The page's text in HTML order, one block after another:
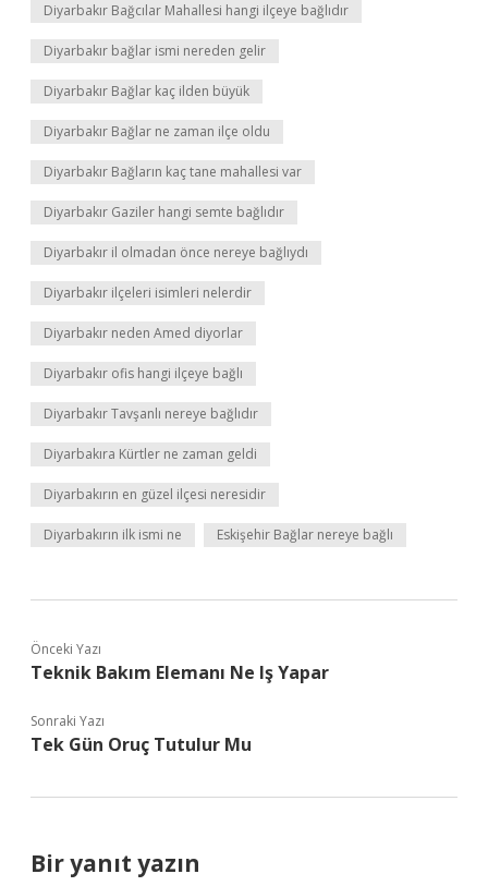
Diyarbakır Bağcılar Mahallesi hangi ilçeye bağlıdır
Diyarbakır bağlar ismi nereden gelir
Diyarbakır Bağlar kaç ilden büyük
Diyarbakır Bağlar ne zaman ilçe oldu
Diyarbakır Bağların kaç tane mahallesi var
Diyarbakır Gaziler hangi semte bağlıdır
Diyarbakır il olmadan önce nereye bağlıydı
Diyarbakır ilçeleri isimleri nelerdir
Diyarbakır neden Amed diyorlar
Diyarbakır ofis hangi ilçeye bağlı
Diyarbakır Tavşanlı nereye bağlıdır
Diyarbakıra Kürtler ne zaman geldi
Diyarbakırın en güzel ilçesi neresidir
Diyarbakırın ilk ismi ne Eskişehir Bağlar nereye bağlı
Önceki Yazı
Teknik Bakım Elemanı Ne Iş Yapar
Sonraki Yazı
Tek Gün Oruç Tutulur Mu
Bir yanıt yazın